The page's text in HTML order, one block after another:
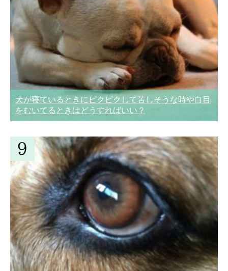
犬が寝ているときにピクピクして苦しそうな時や白目
をむいてるときはどうすればいい？